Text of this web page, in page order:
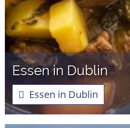
Essen in Dublin
Essen in Dublin